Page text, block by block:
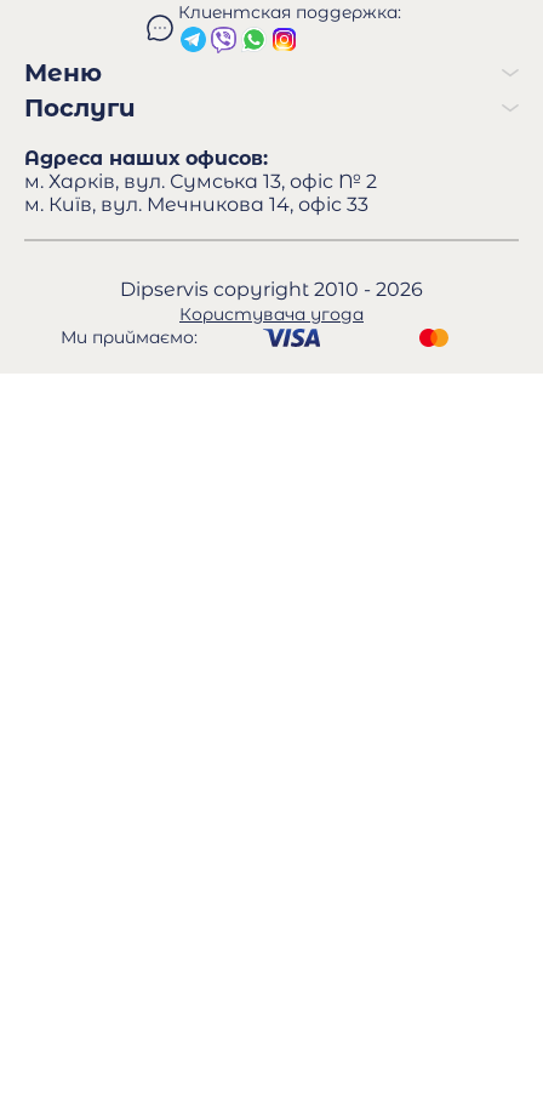
Клиентская поддержка:
Меню
Послуги
Адреса наших офисов:
м. Харків, вул. Сумська 13, офіс № 2
м. Київ, вул. Мечникова 14, офіс 33
Dipservis copyright 2010 - 2026
Користувача угода
Ми приймаємо: